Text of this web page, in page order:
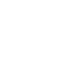
murah online 24 jam